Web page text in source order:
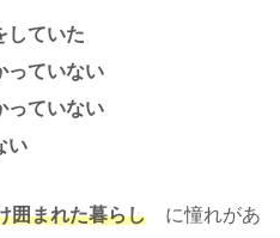
していた
っていない
っていない
い
囲まれた暮らし に憧れがあ